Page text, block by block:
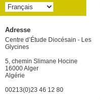
Adresse
Centre d’Étude Diocésain - Les
Glycines
5, chemin Slimane Hocine
16000 Alger
Algérie
00213(0)23 46 12 80